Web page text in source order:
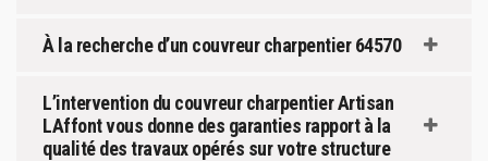
À la recherche d’un couvreur charpentier 64570
L’intervention du couvreur charpentier Artisan
LAffont vous donne des garanties rapport à la
qualité des travaux opérés sur votre structure